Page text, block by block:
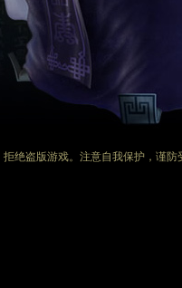
拒绝盗版游戏。注意自我保护，谨